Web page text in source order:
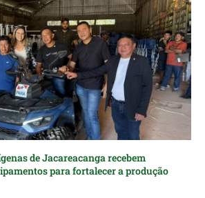
de Jacareacanga recebem
para fortalecer a produção